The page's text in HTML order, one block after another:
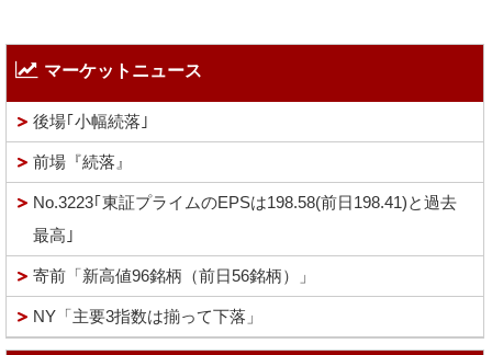
マーケットニュース
後場｢小幅続落｣
前場『続落』
No.3223｢東証プライムのEPSは198.58(前日198.41)と過去
最高｣
寄前「新高値96銘柄（前日56銘柄）」
NY「主要3指数は揃って下落」